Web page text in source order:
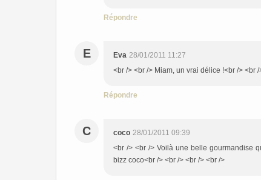
Répondre
E Eva 28/01/2011 11:27
<br /> <br /> Miam, un vrai délice !<br /> <br
Répondre
C coco 28/01/2011 09:39
<br /> <br /> Voilà une belle gourmandise
bizz coco<br /> <br /> <br /> <br />